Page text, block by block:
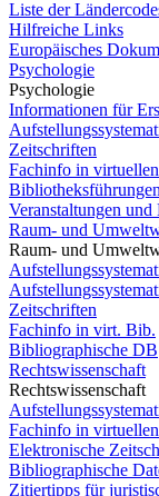
Liste der
Hilfreiche Links
Europäisches
Psychologie
Psychologie
Informationen für
Zeitschriften
Fachinfo in
Bibliotheksführungen
Veranstaltungen und
Raum- und
Raum- und
Zeitschriften
Fachinfo in virt. Bib.
Bibliographische DB
Rechtswissenschaft
Rechtswissenschaft
Fachinfo in
Elektronische
Bibliographische
Zitiertipps für